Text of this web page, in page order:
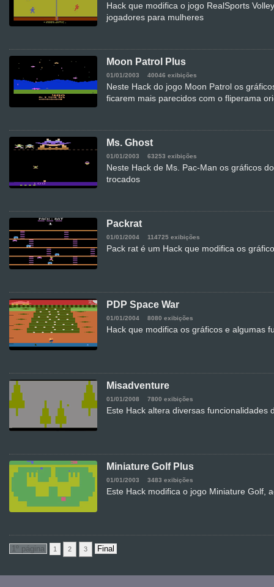
Hack que modifica o jogo RealSports
jogadores para mulheres
Moon Patrol Plus
01/01/2003 40046 exibições
Neste Hack do jogo Moon Patrol os
ficarem mais parecidos com o fliperama
Ms. Ghost
01/01/2003 63253 exibições
Neste Hack de Ms. Pac-Man os gráficos
trocados
Packrat
01/01/2004 114725 exibições
Pack rat é um Hack que modifica os
PDP Space War
01/01/2004 8080 exibições
Hack que modifica os gráficos e algumas
Misadventure
01/01/2008 7800 exibições
Este Hack altera diversas funcionalidades
Miniature Golf Plus
01/01/2003 3483 exibições
Este Hack modifica o jogo Miniature Golf,
1 2 3